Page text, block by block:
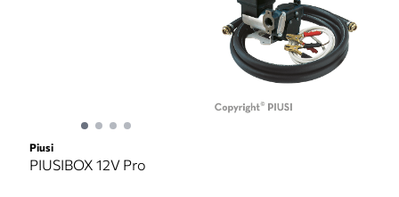
Piusi
PIUSIBOX 12V Pro